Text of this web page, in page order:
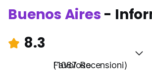
Buenos Aires -
8.3
Favoloso
(1087 Recensioni)